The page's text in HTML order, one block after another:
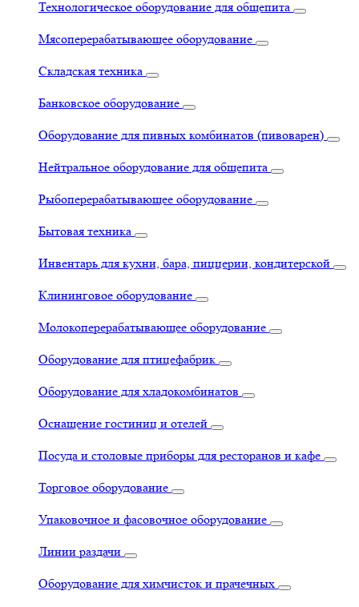
Технологическое оборудование для общепита
Мясоперерабатывающее оборудование
Складская техника
Банковское оборудование
Оборудование для пивных комбинатов (пивоварен)
Нейтральное оборудование для общепита
Рыбоперерабатывающее оборудование
Бытовая техника
Инвентарь для кухни, бара, пиццерии, кондитерской
Клининговое оборудование
Молокоперерабатывающее оборудование
Оборудование для птицефабрик
Оборудование для хладокомбинатов
Оснащение гостиниц и отелей
Посуда и столовые приборы для ресторанов и кафе
Торговое оборудование
Упаковочное и фасовочное оборудование
Линии раздачи
Оборудование для химчисток и прачечных